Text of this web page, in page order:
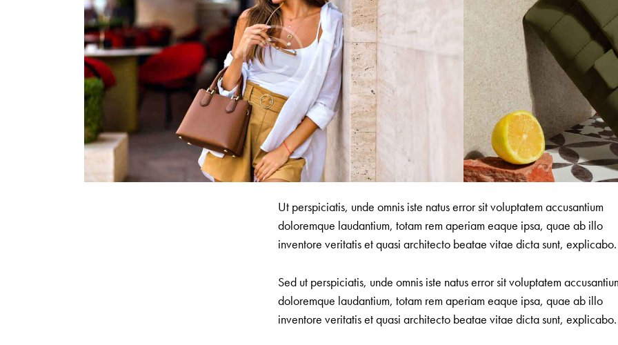
Ut perspiciatis, unde omnis iste natus error sit voluptatem accusantium
doloremque laudantium, totam rem aperiam eaque ipsa, quae ab illo
inventore veritatis et quasi architecto beatae vitae dicta sunt, explicabo.
Sed ut perspiciatis, unde omnis iste natus error sit voluptatem
doloremque laudantium, totam rem aperiam eaque ipsa, quae ab illo
inventore veritatis et quasi architecto beatae vitae dicta sunt, explicabo.